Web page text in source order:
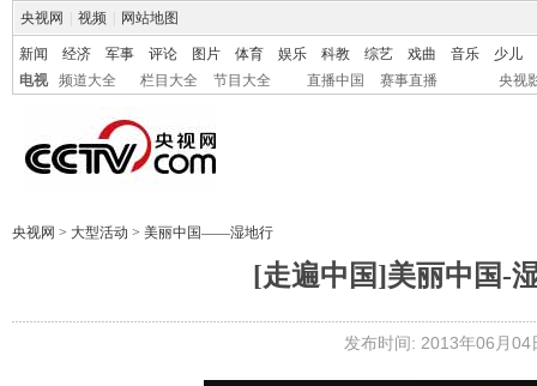
央视网 视频 网站地图
新闻 经济 军事 评论 图片 体育 娱乐 科教 综艺 戏曲 音乐
少儿
电视
频道大全 栏目大全 节目大全 直播中国 赛事直播 央视
央视网 > 大型活动 > 美丽中国——湿地行
[走遍中国]美丽中国-
发布时间: 2013年06月